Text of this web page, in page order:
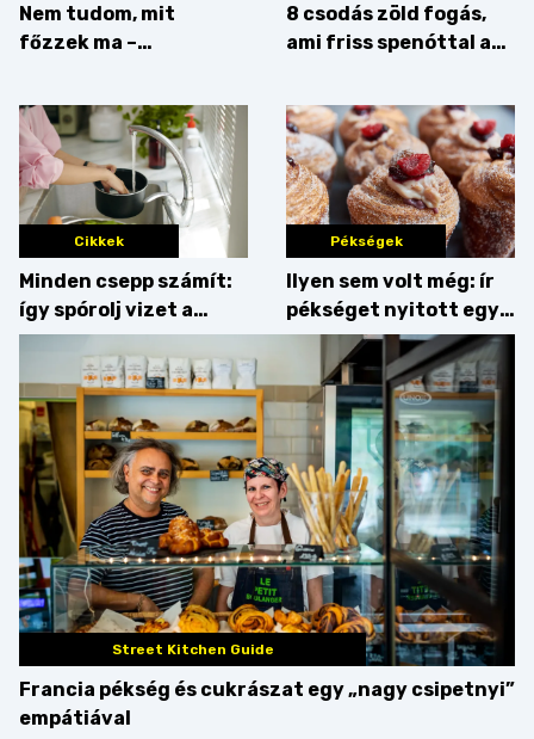
Nem tudom, mit
főzzek ma –
camembert
8 csodás zöld fogás,
ami friss spenóttal az
Cikkek
Minden csepp számít:
így spórolj vizet a
konyhában
Pékségek
Ilyen sem volt még: ír
pékséget nyitott egy
Dublinból hazatért pár
Street Kitchen Guide
Francia pékség és cukrászat egy „nagy csipetnyi”
empátiával